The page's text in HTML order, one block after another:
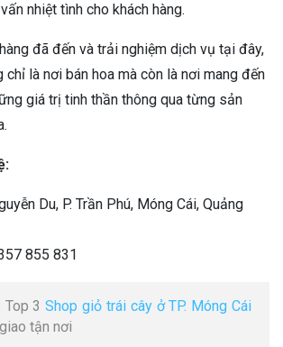
nhiệt tình cho khách hàng.
đã đến và trải nghiệm dịch vụ tại đây,
chỉ là nơi bán hoa mà còn là nơi mang đến
giá trị tinh thần thông qua từng sản
Du, P. Trần Phú, Móng Cái, Quảng
855 831
Top 3Shop giỏ trái cây ở TP. Móng Cái
tận nơi